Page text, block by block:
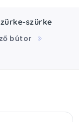
szürke
bútor